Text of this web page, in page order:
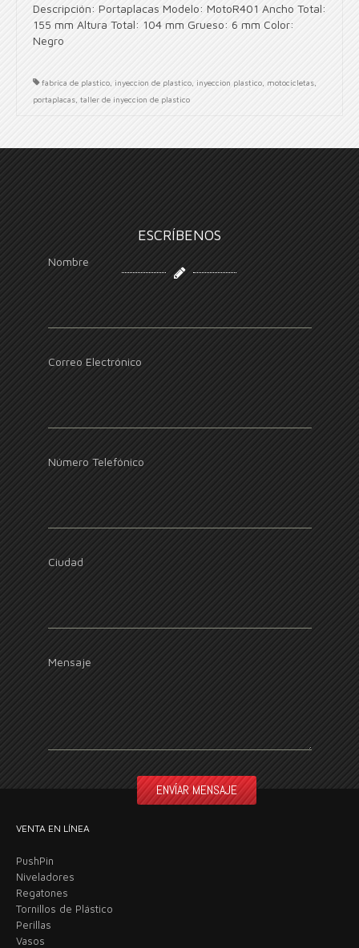
Descripción: Portaplacas Modelo: MotoR401 Ancho Total:
155 mm Altura Total: 104 mm Grueso: 6 mm Color:
Negro
fabrica de plastico inyeccion de plastico inyeccion plastico motocicletas
portaplacas taller de inyeccion de plastico
ESCRÍBENOS
Nombre
Correo Electrónico
Número Telefónico
Ciudad
Mensaje
VENTA EN LÍNEA
PushPin
Niveladores
Regatones
Tornillos de Plástico
Perillas
Vasos